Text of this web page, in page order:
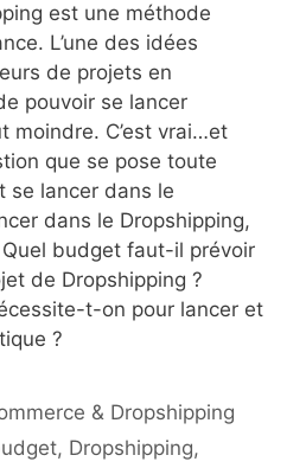
est une méthode
L’une des idées
de projets en
pouvoir se lancer
moindre. C’est vrai…et
que se pose toute
se lancer dans le
dans le Dropshipping,
budget faut-il prévoir
de Dropshipping ?
t-on pour lancer et
?
& Dropshipping
, Dropshipping,